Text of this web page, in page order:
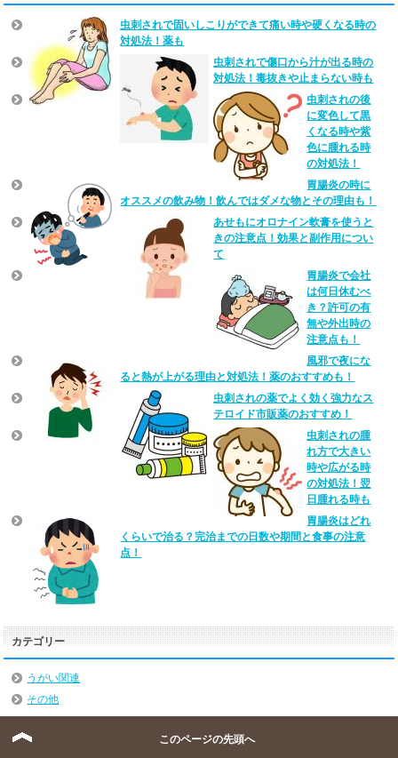
虫刺されで固いしこりができて痛い時や硬くなる時の
対処法！薬も
虫刺されで傷口から汁が出る時の
対処法！毒抜きや止まらない時も
虫刺されの後
に変色して黒
くなる時や紫
色に腫れる時
の対処法！
胃腸炎の時に
オススメの飲み物！飲んではダメな物とその理由も！
あせもにオロナイン軟膏を使うと
きの注意点！効果と副作用につい
て
胃腸炎で会社
は何日休むべ
き？許可の有
無や外出時の
注意点も！
風邪で夜にな
ると熱が上がる理由と対処法！薬のおすすめも！
虫刺されの薬でよく効く強力なス
テロイド市販薬のおすすめ！
虫刺されの腫
れ方で大きい
時や広がる時
の対処法！翌
日腫れる時も
胃腸炎はどれ
くらいで治る？完治までの日数や期間と食事の注意
点！
カテゴリー
うがい関連
その他
このページの先頭へ